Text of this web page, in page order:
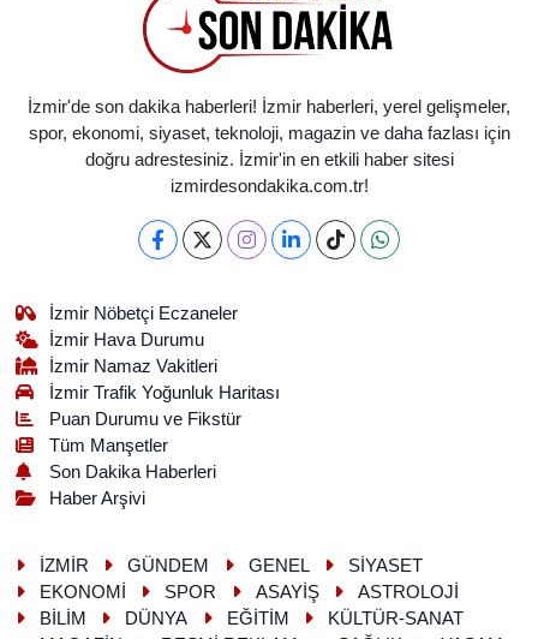
İzmir'de son dakika haberleri! İzmir haberleri, yerel gelişmeler,
spor, ekonomi, siyaset, teknoloji, magazin ve daha fazlası için
doğru adrestesiniz. İzmir'in en etkili haber sitesi
izmirdesondakika.com.tr!
İzmir Nöbetçi Eczaneler
İzmir Hava Durumu
İzmir Namaz Vakitleri
İzmir Trafik Yoğunluk Haritası
Puan Durumu ve Fikstür
Tüm Manşetler
Son Dakika Haberleri
Haber Arşivi
İZMİR GÜNDEM GENEL
SİYASET
EKONOMİ
SPOR ASAYİŞ
ASTROLOJİ
BİLİM
DÜNYA EĞİTİM
KÜLTÜR-SANAT